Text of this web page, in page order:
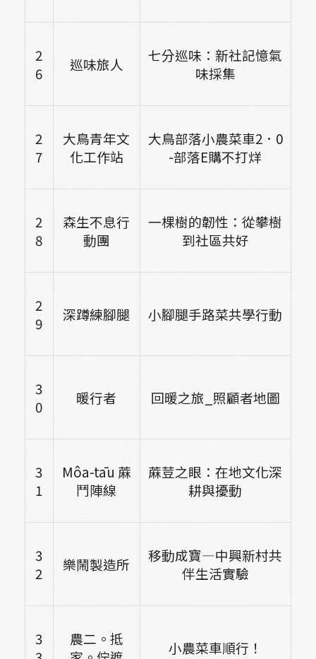
2
6
巡味旅人
七分巡味：新社記憶氣
味採集
2
7
大鳥青年文
化工作站
大鳥部落小農菜車2．0
-部落E購不打烊
2
8
森生不息行
動團
一棵樹的韌性：從攀樹
到社區共好
2
9
深蹲練腳腿 小腳腿手路菜共學行動
3
0
暖行者 回暖之旅_照顧者地圖
3
1
Môa-tāu 蔴
鬥陣線
蔴荳之眼：在地文化深
耕與擾動
3
2
樂鬧製造所
移動成寶—中興新村共
伴生活實驗
3
農二。抵
小農菜車順行！